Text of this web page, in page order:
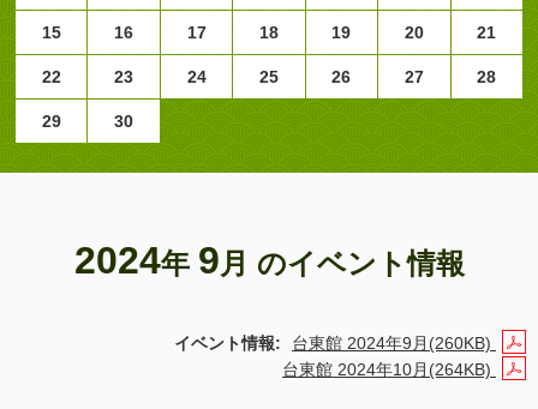
15 16 17 18 19 20 21
22 23 24 25 26 27 28
29 30
2024年 9月 のイベント情報
イベント情報:
台東館 2024年9月(260KB)
台東館 2024年10月(264KB)